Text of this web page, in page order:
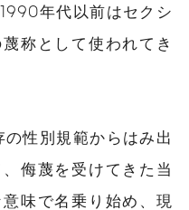
年代以前はセクシ
称として使われてき
性別規範からはみ出
侮蔑を受けてきた当
味で名乗り始め、現